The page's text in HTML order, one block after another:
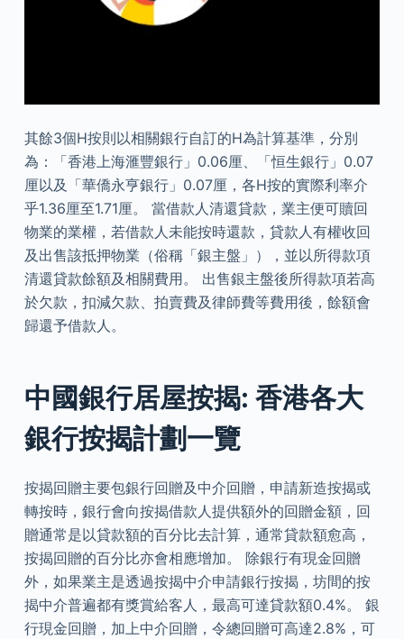
其餘3個H按則以相關銀行自訂的H為計算基準，分別
為：「香港上海滙豐銀行」0.06厘、「恒生銀行」0.07
厘以及「華僑永亨銀行」0.07厘，各H按的實際利率介
乎1.36厘至1.71厘。 當借款人清還貸款，業主便可贖回
物業的業權，若借款人未能按時還款，貸款人有權收回
及出售該抵押物業（俗稱「銀主盤」），並以所得款項
清還貸款餘額及相關費用。 出售銀主盤後所得款項若高
於欠款，扣減欠款、拍賣費及律師費等費用後，餘額會
歸還予借款人。
中國銀行居屋按揭: 香港各大
銀行按揭計劃一覽
按揭回贈主要包銀行回贈及中介回贈，申請新造按揭或
轉按時，銀行會向按揭借款人提供額外的回贈金額，回
贈通常是以貸款額的百分比去計算，通常貸款額愈高，
按揭回贈的百分比亦會相應增加。 除銀行有現金回贈
外，如果業主是透過按揭中介申請銀行按揭，坊間的按
揭中介普遍都有獎賞給客人，最高可達貸款額0.4%。 銀
行現金回贈，加上中介回贈，令總回贈可高達2.8%，可